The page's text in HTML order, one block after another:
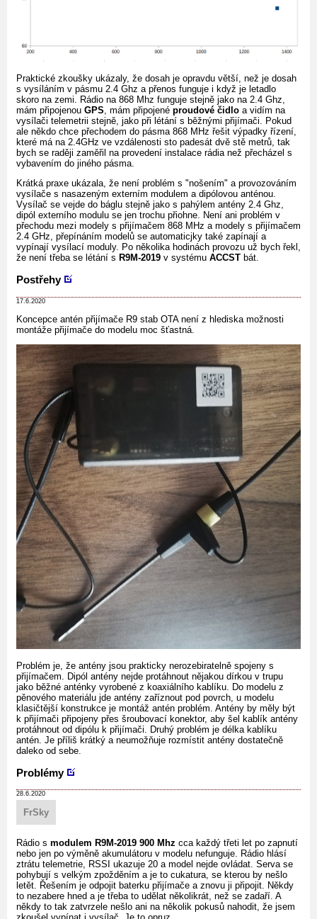
Praktické zkoušky ukázaly, že dosah je opravdu větší, než je dosah
s vysíláním v pásmu 2.4 Ghz a přenos funguje i když je letadlo
skoro na zemi. Rádio na 868 Mhz funguje stejně jako na 2.4 Ghz,
mám připojenou GPS, mám připojené proudové čidlo a vidím na
vysílači telemetrii stejně, jako při létání s běžnými přijímači. Pokud
ale někdo chce přechodem do pásma 868 MHz řešit výpadky řízení,
které má na 2.4GHz ve vzdálenosti sto padesát dvě stě metrů, tak
bych se raději zaměřil na provedení instalace rádia než přecházel s
vybavením do jiného pásma.
Krátká praxe ukázala, že není problém s "nošením" a provozováním
vysílače s nasazeným externím modulem a dipólovou anténou.
Vysílač se vejde do báglu stejně jako s pahýlem antény 2.4 Ghz,
dipól externího modulu se jen trochu přiohne. Není ani problém v
přechodu mezi modely s přijímačem 868 MHz a modely s přijímačem
2.4 GHz, přepínáním modelů se automaticjky také zapínají a
vypínají vysílací moduly. Po několika hodinách provozu už bych řekl,
že není třeba se létání s R9M-2019 v systému ACCST bát.
Postřehy
17.6.2020
Koncepce antén přijímače R9 stab OTA není z hlediska možnosti
montáže přijímače do modelu moc šťastná.
Problém je, že antény jsou prakticky nerozebiratelně spojeny s
přijímačem. Dipól antény nejde protáhnout nějakou dírkou v trupu
jako běžné anténky vyrobené z koaxiálního kablíku. Do modelu z
pěnového materiálu jde antény zaříznout pod povrch, u modelu
klasičtější konstrukce je montáž antén problém. Antény by měly být
k přijímači připojeny přes šroubovací konektor, aby šel kablík antény
protáhnout od dipólu k přijímači. Druhý problém je délka kablíku
antén. Je příliš krátký a neumožňuje rozmístit antény dostatečně
daleko od sebe.
Problémy
28.6.2020
FrSky
Rádio s modulem R9M-2019 900 Mhz cca každý třeti let po zapnutí
nebo jen po výměně akumulátoru v modelu nefunguje. Rádio hlásí
ztrátu telemetrie, RSSI ukazuje 20 a model nejde ovládat. Serva se
pohybují s velkým zpožděním a je to cukatura, se kterou by nešlo
letět. Řešením je odpojit baterku přijímače a znovu ji připojit. Někdy
to nezabere hned a je třeba to udělat několikrát, než se zadaří. A
někdy to tak zatvrzele nešlo ani na několik pokusů nahodit, že jsem